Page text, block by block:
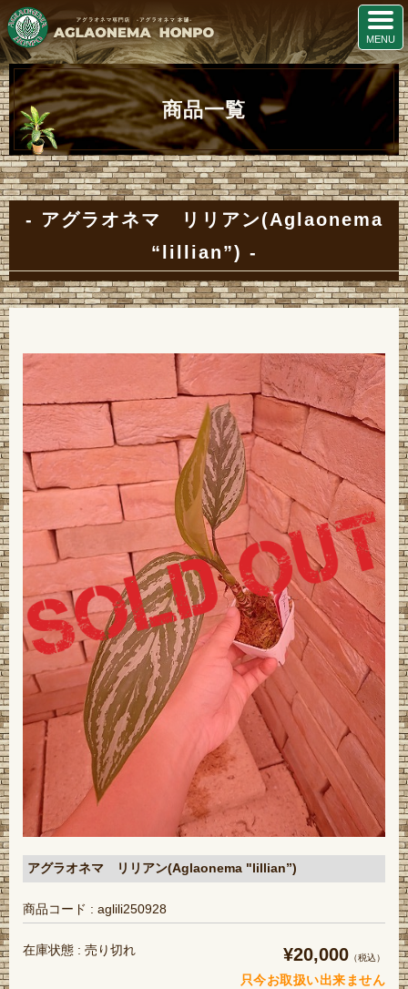
商品一覧
アグラオネマ リリアン(Aglaonema
“lillian”)
アグラオネマ リリアン(Aglaonema "lillian”)
商品コード : aglili250928
在庫状態 : 売り切れ ¥20,000 （税込）
只今お取扱い出来ません